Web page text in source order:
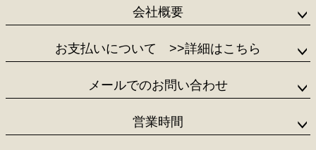
会社概要
お支払いについて >>詳細はこちら
メールでのお問い合わせ
営業時間